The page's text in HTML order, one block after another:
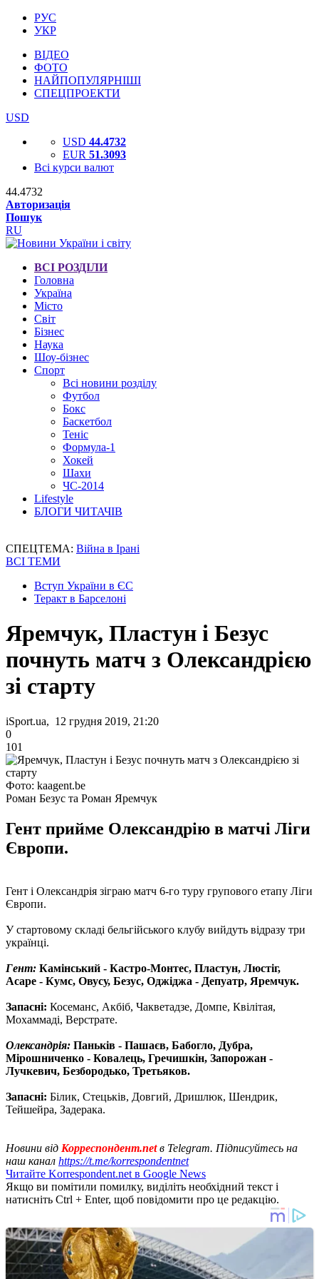
РУС
УКР
ВІДЕО
ФОТО
НАЙПОПУЛЯРНІШІ
СПЕЦПРОЕКТИ
USD
USD 44.4732
EUR 51.3093
Всі курси валют
44.4732
Авторизація
Пошук
RU
ВСІ РОЗДІЛИ
Головна
Україна
Місто
Світ
Бізнес
Наука
Шоу-бізнес
Спорт
Всі новини розділу
Футбол
Бокс
Баскетбол
Теніс
Формула-1
Хокей
Шахи
ЧС-2014
Lifestyle
БЛОГИ ЧИТАЧІВ
СПЕЦТЕМА: Війна в Ірані
ВСІ ТЕМИ
Вступ України в ЄС
Теракт в Барселоні
Яремчук, Пластун і Безус
почнуть матч з Олександрією
зі старту
iSport.ua, 12 грудня 2019, 21:20
0
101
Фото: kaagent.be
Роман Безус та Роман Яремчук
Гент прийме Олександрію в матчі Ліги
Європи.
Гент і Олександрія зіграю матч 6-го туру групового етапу Ліги
Європи.
У стартовому складі бельгійського клубу вийдуть відразу три
українці.
Гент: Камінський - Кастро-Монтес, Пластун, Люстіг,
Асаре - Кумс, Овусу, Безус, Оджіджа - Депуатр, Яремчук.
Запасні: Косеманс, Акбіб, Чакветадзе, Домпе, Квілітая,
Мохаммаді, Верстрате.
Олександрія: Паньків - Пашаєв, Бабогло, Дубра,
Мірошниченко - Ковалець, Гречишкін, Запорожан -
Лучкевич, Безбородько, Третьяков.
Запасні: Білик, Стецьків, Довгий, Дришлюк, Шендрик,
Тейшейра, Задерака.
Новини від Корреспондент.netв Telegram. Підписуйтесь на
наш канал https://t.me/korrespondentnet
Читайте Korrespondent.net в Google News
Якщо ви помітили помилку, виділіть необхідний текст і
натисніть Ctrl + Enter, щоб повідомити про це редакцію.